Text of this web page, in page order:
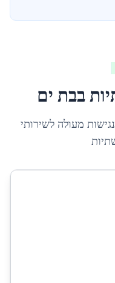
בבת ים
מעולה לשירותי